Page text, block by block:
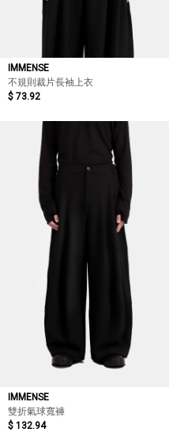
IMMENSE
不規則裁片長袖上衣
$ 73.92
IMMENSE
雙折氣球寬褲
$ 132.94